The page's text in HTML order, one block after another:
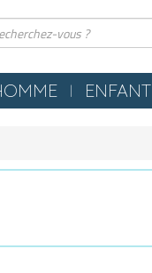
ENFANT